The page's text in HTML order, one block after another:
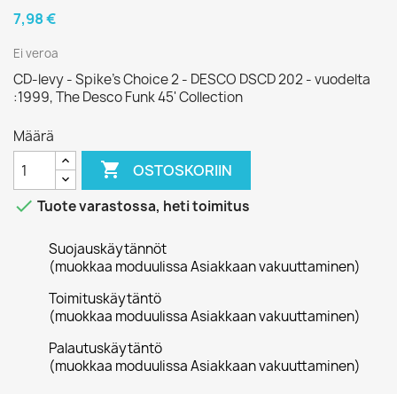
7,98 €
Ei veroa
CD-levy - Spike's Choice 2 - DESCO DSCD 202 - vuodelta
:1999, The Desco Funk 45' Collection
Määrä
 OSTOSKORIIN
 Tuote varastossa, heti toimitus
Suojauskäytännöt
(muokkaa moduulissa Asiakkaan vakuuttaminen)
Toimituskäytäntö
(muokkaa moduulissa Asiakkaan vakuuttaminen)
Palautuskäytäntö
(muokkaa moduulissa Asiakkaan vakuuttaminen)